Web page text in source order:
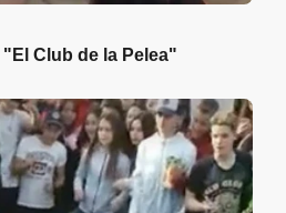
Club de la Pelea"